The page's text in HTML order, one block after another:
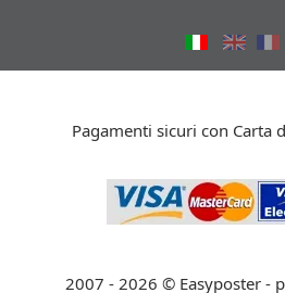
Pagamenti sicuri con Carta
2007 - 2026 © Easyposter -